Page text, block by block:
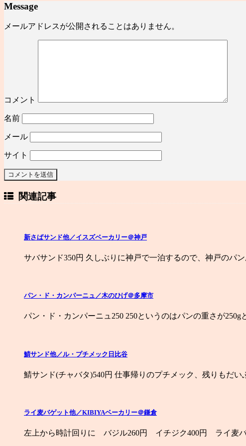
Message
メールアドレスが公開されることはありません。
コメント
名前
メール
サイト
関連記事
新さばサンド他／イスズベーカリー＠神戸
サバサンド350円 久しぶりに神戸で一泊するので、神戸のパ
パン・ド・カンパーニュ／木のひげ＠多摩市
パン・ド・カンパーニュ250 250というのはパンの重さが
鯖サンド他／ル・プチメック日比谷
鯖サンド(チャバタ)540円 仕事帰りのプチメック、残りもだ
ライ麦バゲット他／KIBIYAベーカリー＠鎌倉
左上から時計回りに バジル260円 イチジク400円 ライ麦